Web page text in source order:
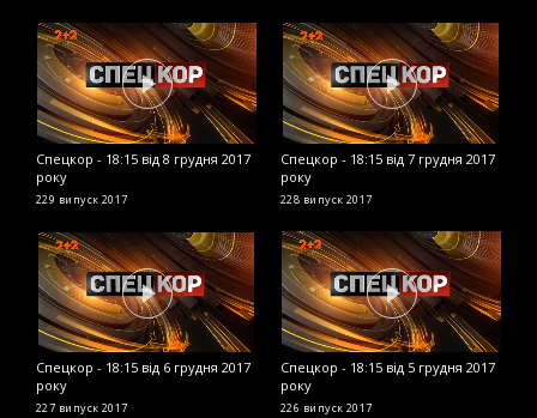
Спецкор - 18:15 від 8 грудня 2017
року
229 випуск 2017
Спецкор - 18:15 від 7 грудня 2017
року
228 випуск 2017
Спецкор - 18:15 від 6 грудня 2017
року
227 випуск 2017
Спецкор - 18:15 від 5 грудня 2017
року
226 випуск 2017